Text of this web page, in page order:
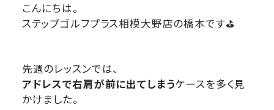
こんにちは。
ステップゴルフプラス相模大野店の橋本です⛳
先週のレッスンでは、
アドレスで右肩が前に出てしまうケースを多く見
かけました。